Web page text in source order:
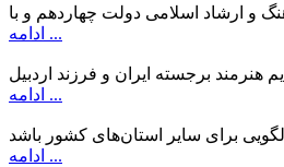
ادامه ...
ادامه ...
ادامه ...